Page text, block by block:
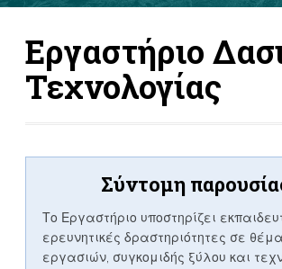
Εργαστήριο
Τεχνολογίας
Σύντομη
Το Εργαστήριο υποστηρίζει
ερευνητικές δραστηριότητες σε
εργασιών, συγκομιδής ξύλου και